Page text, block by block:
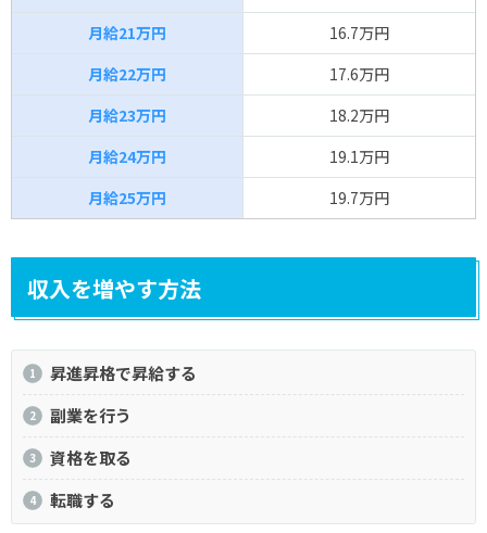
月給21万円
16.7万円
月給22万円
17.6万円
月給23万円
18.2万円
月給24万円
19.1万円
月給25万円
19.7万円
収入を増やす方法
昇進昇格で昇給する
副業を行う
資格を取る
転職する